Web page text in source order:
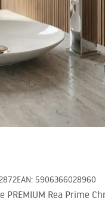
EAN: 5906366028960
Rea Prime